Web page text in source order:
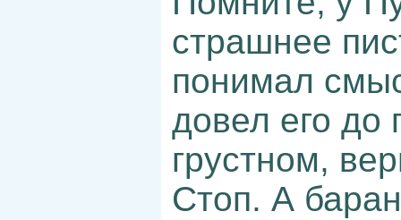
страшнее
понимал
довел его
грустном,
Стоп. А